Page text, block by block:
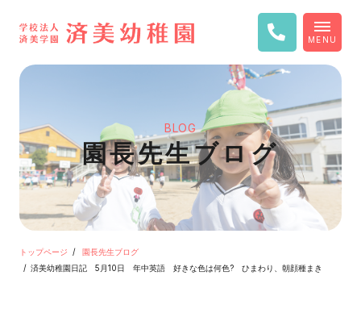
MENU
BLOG
園長先生ブログ
トップページ
園長先生ブログ
済美幼稚園日記 5月10日 年中英語 好きな色は何色? ひまわり、朝顔種まき